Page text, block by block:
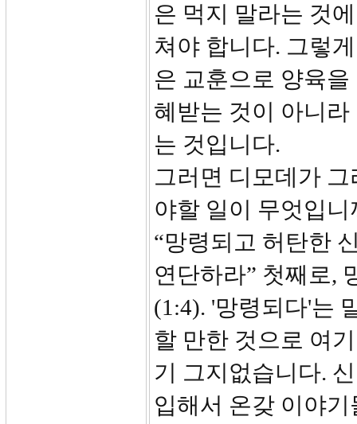
은 먹지 말라는 것
쳐야 합니다. 그렇
은 교훈으로 양육
혜받는 것이 아니
는 것입니다.
그러면 디모데가
야할 일이 무엇입
“망령되고 허탄한
연단하라” 첫째로,
(1:4). '망령되다'는
할 만한 것으로 여
기 그지없습니다.
입해서 온갖 이야